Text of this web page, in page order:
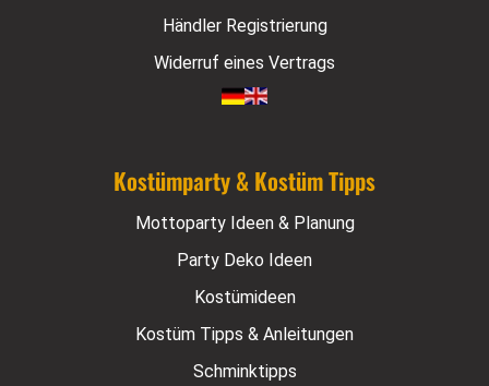
Händler Registrierung
Widerruf eines Vertrags
Kostümparty & Kostüm Tipps
Mottoparty Ideen & Planung
Party Deko Ideen
Kostümideen
Kostüm Tipps & Anleitungen
Schminktipps